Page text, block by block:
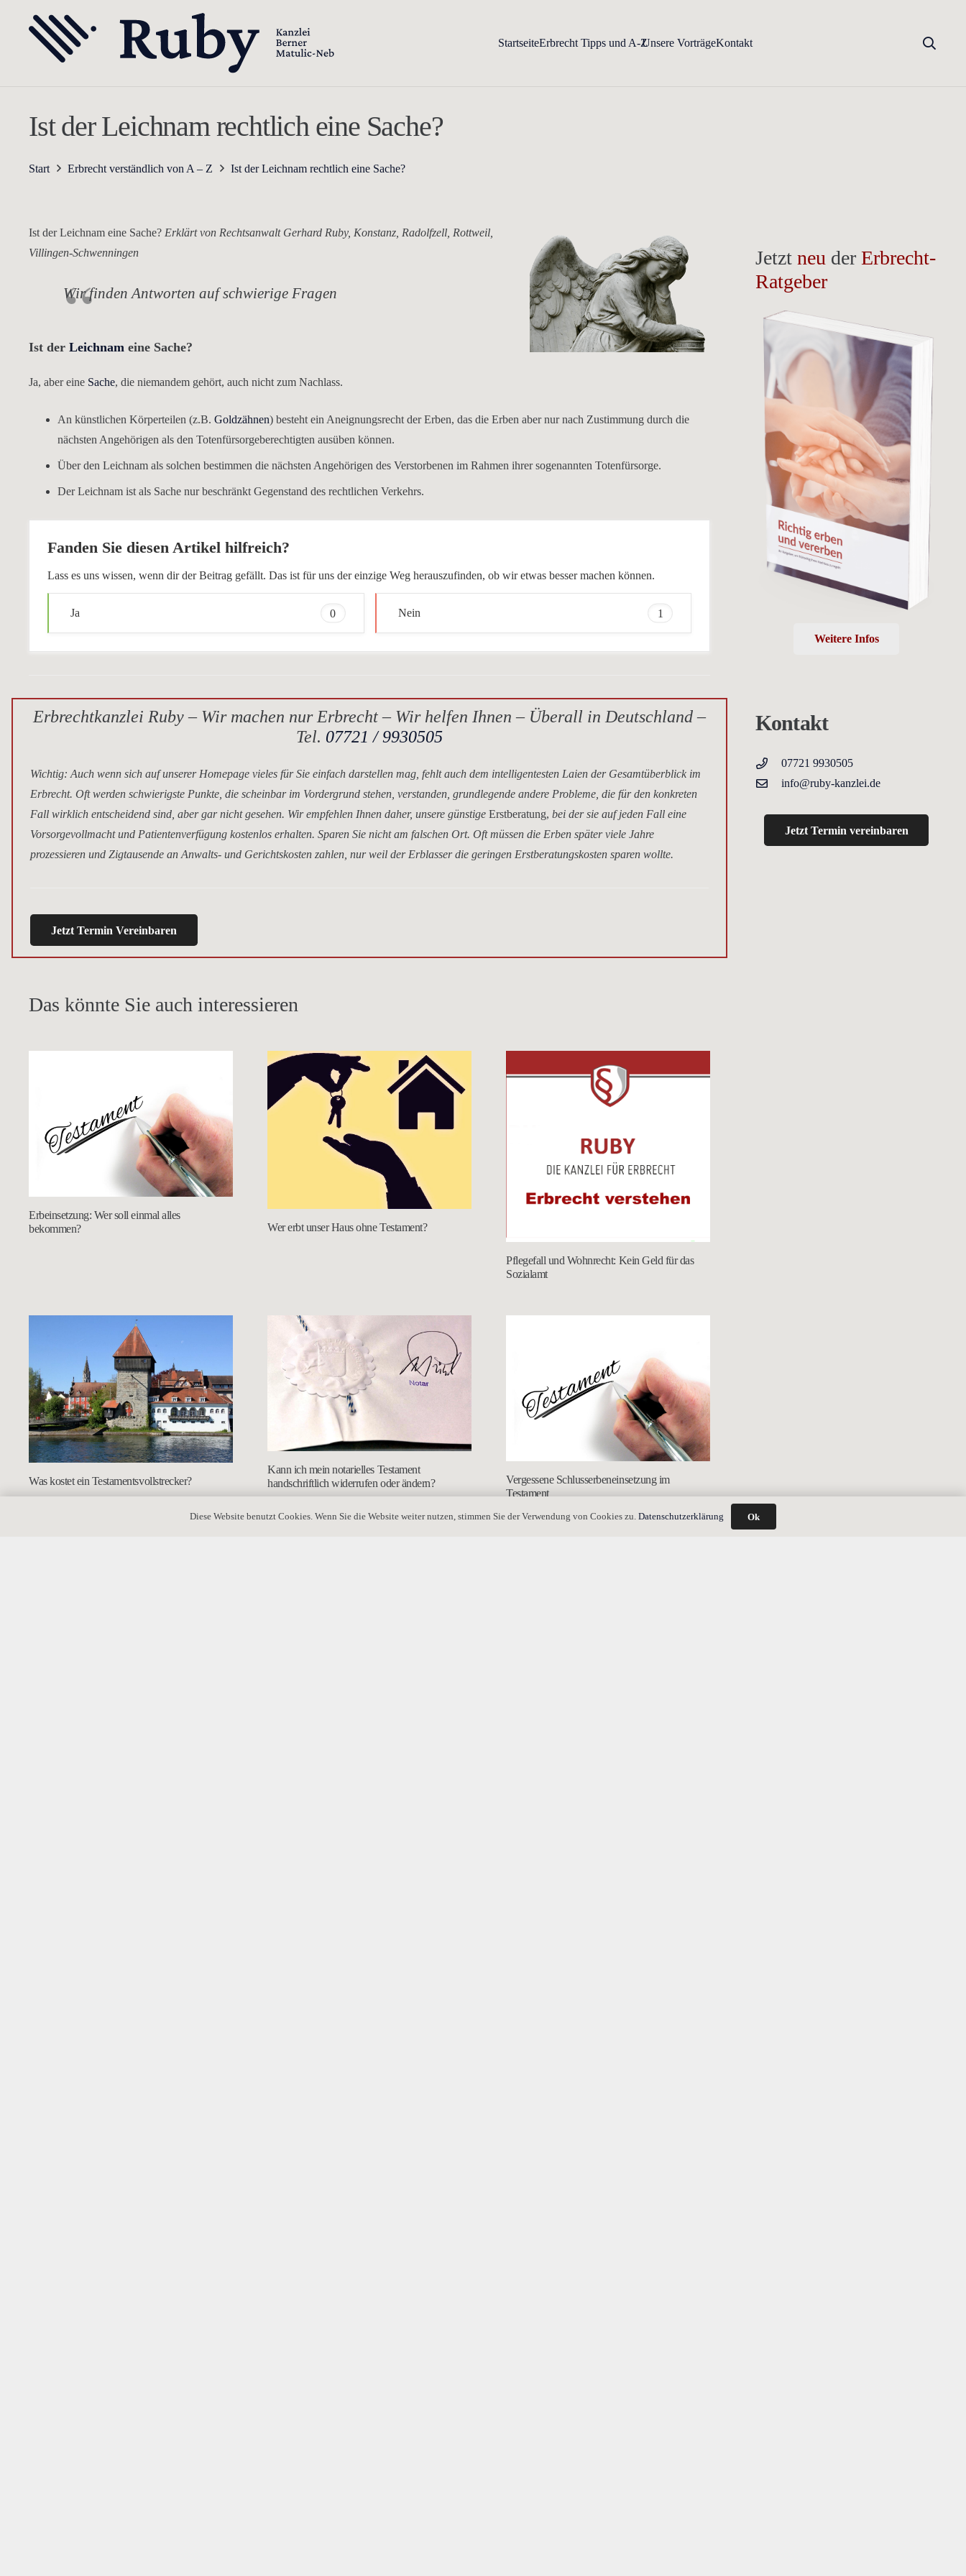
StartseiteErbrecht Tipps und A-ZUnsere VorträgeKontakt
Ist der Leichnam rechtlich eine Sache?
Start Erbrecht verständlich von A – Z Ist der Leichnam rechtlich eine Sache?
Ist der Leichnam eine Sache? Erklärt von Rechtsanwalt Gerhard Ruby, Konstanz, Radolfzell, Rottweil,
Villingen-Schwenningen
Wir finden Antworten auf schwierige Fragen
Ist der Leichnam eine Sache?
Ja, aber eine Sache, die niemandem gehört, auch nicht zum Nachlass.
An künstlichen Körperteilen (z.B. Goldzähnen) besteht ein Aneignungsrecht der Erben, das die Erben aber nur nach Zustimmung durch die
nächsten Angehörigen als den Totenfürsorgeberechtigten ausüben können.
Über den Leichnam als solchen bestimmen die nächsten Angehörigen des Verstorbenen im Rahmen ihrer sogenannten Totenfürsorge.
Der Leichnam ist als Sache nur beschränkt Gegenstand des rechtlichen Verkehrs.
Fanden Sie diesen Artikel hilfreich?
Lass es uns wissen, wenn dir der Beitrag gefällt. Das ist für uns der einzige Weg herauszufinden, ob wir etwas besser machen können.
Ja 0 Nein 1
Erbrechtkanzlei Ruby – Wir machen nur Erbrecht – Wir helfen Ihnen – Überall in Deutschland –
Tel. 07721 / 9930505
Wichtig: Auch wenn sich auf unserer Homepage vieles für Sie einfach darstellen mag, fehlt auch dem intelligentesten Laien der Gesamtüberblick im
Erbrecht. Oft werden schwierigste Punkte, die scheinbar im Vordergrund stehen, verstanden, grundlegende andere Probleme, die für den konkreten
Fall wirklich entscheidend sind, aber gar nicht gesehen. Wir empfehlen Ihnen daher, unsere günstige Erstberatung, bei der sie auf jeden Fall eine
Vorsorgevollmacht und Patientenverfügung kostenlos erhalten. Sparen Sie nicht am falschen Ort. Oft müssen die Erben später viele Jahre
prozessieren und Zigtausende an Anwalts- und Gerichtskosten zahlen, nur weil der Erblasser die geringen Erstberatungskosten sparen wollte.
Jetzt Termin Vereinbaren
Das könnte Sie auch interessieren
Erbeinsetzung: Wer soll einmal alles
bekommen?
Wer erbt unser Haus ohne Testament?
Pflegefall und Wohnrecht: Kein Geld für das
Sozialamt
Was kostet ein Testamentsvollstrecker?
Kann ich mein notarielles Testament
handschriftlich widerrufen oder ändern?
Vergessene Schlusserbeneinsetzung im
Testament
Jetztneu derErbrecht-
Ratgeber
Weitere Infos
Kontakt
07721 9930505
info@ruby-kanzlei.de
Jetzt Termin vereinbaren
Diese Website benutzt Cookies. Wenn Sie die Website weiter nutzen, stimmen Sie der Verwendung von Cookies zu. Datenschutzerklärung Ok